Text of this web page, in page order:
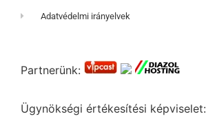
Adatvédelmi irányelvek
Partnerünk:
Ügynökségi értékesítési képviselet: